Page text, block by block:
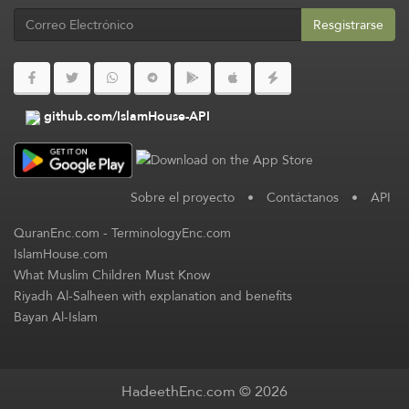
Resgistrarse
github.com/IslamHouse-API
Sobre el proyecto • Contáctanos • API
QuranEnc.com-TerminologyEnc.com
IslamHouse.com
What Muslim Children Must Know
Riyadh Al-Salheen with explanation and benefits
Bayan Al-Islam
HadeethEnc.com © 2026